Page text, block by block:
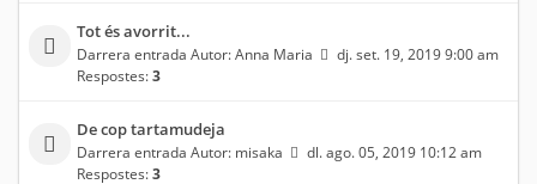
Tot és avorrit...
Darrera entrada Autor:Anna Maria
dj. set. 19, 2019 9:00 am
Respostes:3
De cop tartamudeja
Darrera entrada Autor: misaka
dl. ago. 05, 2019 10:12 am
Respostes:3